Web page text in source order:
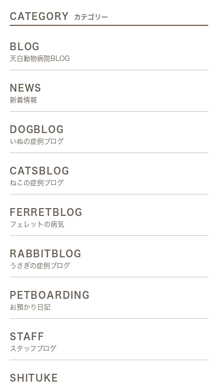
CATEGORY カテゴリー
BLOG
天白動物病院BLOG
NEWS
新着情報
DOGBLOG
いぬの症例ブログ
CATSBLOG
ねこの症例ブログ
FERRETBLOG
フェレットの病気
RABBITBLOG
うさぎの症例ブログ
PETBOARDING
お預かり日記
STAFF
スタッフブログ
SHITUKE